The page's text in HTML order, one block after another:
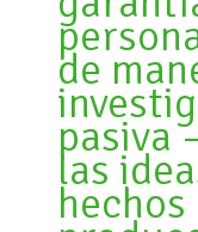
de
pasiva
las